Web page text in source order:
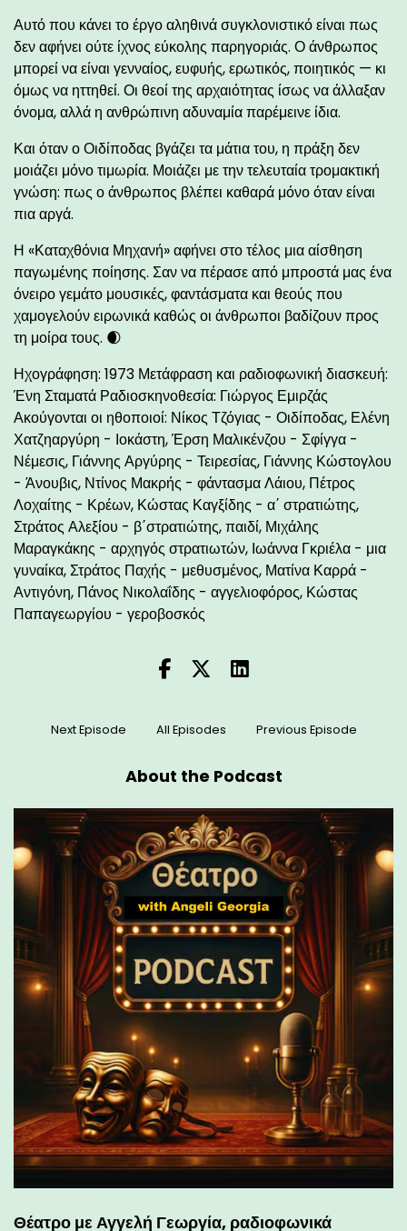
Αυτό που κάνει το έργο αληθινά συγκλονιστικό είναι πως
δεν αφήνει ούτε ίχνος εύκολης παρηγοριάς. Ο άνθρωπος
μπορεί να είναι γενναίος, ευφυής, ερωτικός, ποιητικός — κι
όμως να ηττηθεί. Οι θεοί της αρχαιότητας ίσως να άλλαξαν
όνομα, αλλά η ανθρώπινη αδυναμία παρέμεινε ίδια.
Και όταν ο Οιδίποδας βγάζει τα μάτια του, η πράξη δεν
μοιάζει μόνο τιμωρία. Μοιάζει με την τελευταία τρομακτική
γνώση: πως ο άνθρωπος βλέπει καθαρά μόνο όταν είναι
πια αργά.
Η «Καταχθόνια Μηχανή» αφήνει στο τέλος μια αίσθηση
παγωμένης ποίησης. Σαν να πέρασε από μπροστά μας ένα
όνειρο γεμάτο μουσικές, φαντάσματα και θεούς που
χαμογελούν ειρωνικά καθώς οι άνθρωποι βαδίζουν προς
τη μοίρα τους. 🌒
Ηχογράφηση: 1973 Μετάφραση και ραδιοφωνική διασκευή:
Ένη Σταματά Ραδιοσκηνοθεσία: Γιώργος Εμιρζάς
Ακούγονται οι ηθοποιοί: Νίκος Τζόγιας - Οιδίποδας, Ελένη
Χατζηαργύρη - Ιοκάστη, Έρση Μαλικένζου - Σφίγγα -
Νέμεσις, Γιάννης Αργύρης - Τειρεσίας, Γιάννης Κώστογλου
- Άνουβις, Ντίνος Μακρής - φάντασμα Λάιου, Πέτρος
Λοχαίτης - Κρέων, Κώστας Καγξίδης - α΄ στρατιώτης,
Στράτος Αλεξίου - β΄στρατιώτης, παιδί, Μιχάλης
Μαραγκάκης - αρχηγός στρατιωτών, Ιωάννα Γκριέλα - μια
γυναίκα, Στράτος Παχής - μεθυσμένος, Ματίνα Καρρά -
Αντιγόνη, Πάνος Νικολαΐδης - αγγελιοφόρος, Κώστας
Παπαγεωργίου - γεροβοσκός
Next Episode All Episodes Previous Episode
About the Podcast
Θέατρο με Αγγελή Γεωργία, ραδιοφωνικά